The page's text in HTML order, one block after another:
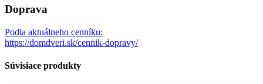
Doprava
Podla aktuálneho cenníku:
https://domdveri.sk/cennik-dopravy/
Súvisiace produkty